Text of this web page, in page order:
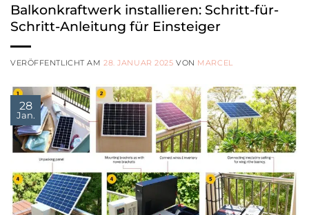
Balkonkraftwerk installieren: Schritt-für-
Schritt-Anleitung für Einsteiger
VERÖFFENTLICHT AM28. JANUAR 2025 VON MARCEL
28
Jan.